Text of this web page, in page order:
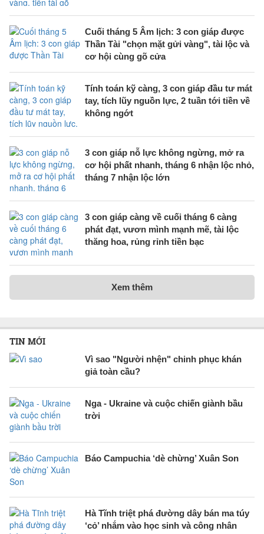
Cuối tháng 5 Âm lịch: 3 con giáp được
Thần Tài "chọn mặt gửi vàng", tài lộc và
cơ hội cùng gõ cửa
Tính toán kỹ càng, 3 con giáp đầu tư mát
tay, tích lũy nguồn lực, 2 tuần tới tiền về
không ngớt
3 con giáp nỗ lực không ngừng, mở ra
cơ hội phất nhanh, tháng 6 nhận lộc nhỏ,
tháng 7 nhận lộc lớn
3 con giáp càng về cuối tháng 6 càng
phát đạt, vươn mình mạnh mẽ, tài lộc
thăng hoa, rủng rỉnh tiền bạc
Xem thêm
TIN MỚI
Vì sao "Người nhện" chinh phục khán
giả toàn cầu?
Nga - Ukraine và cuộc chiến giành bầu
trời
Báo Campuchia ‘dè chừng’ Xuân Son
Hà Tĩnh triệt phá đường dây bán ma túy
‘cỏ’ nhắm vào học sinh và công nhân